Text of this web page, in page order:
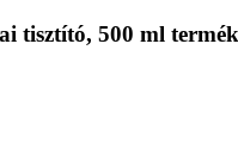
tisztító, 500 ml